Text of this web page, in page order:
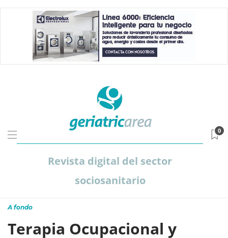
Revista digital del sector
sociosanitario
0
A fondo
Terapia Ocupacional y